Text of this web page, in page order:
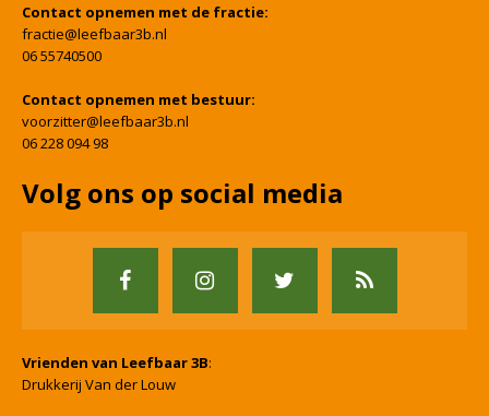
Contact opnemen met de fractie:
fractie@leefbaar3b.nl
06 55740500
Contact opnemen met bestuur:
voorzitter@leefbaar3b.nl
06 228 094 98
Volg ons op social media
Vrienden van Leefbaar 3B:
Drukkerij Van der Louw